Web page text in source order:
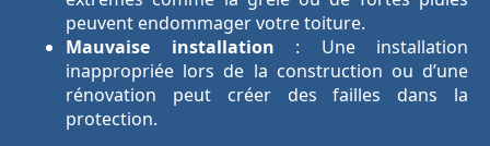
peuvent endommager votre toiture.
Mauvaise installation : Une installation
inappropriée lors de la construction ou d’une
rénovation peut créer des failles dans la
protection.